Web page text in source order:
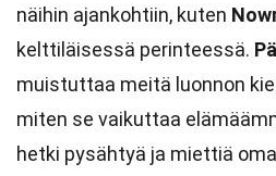
näihin ajankohtiin, kuten
kelttiläisessä perinteessä.
muistuttaa meitä luonnon
miten se vaikuttaa
hetki pysähtyä ja miettiä